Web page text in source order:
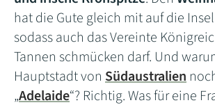
hat die Gute gleich mit auf die
sodass auch das Vereinte
Tannen schmücken darf. Und
Hauptstadt von Südaustralien
„Adelaide“? Richtig. Was für eine